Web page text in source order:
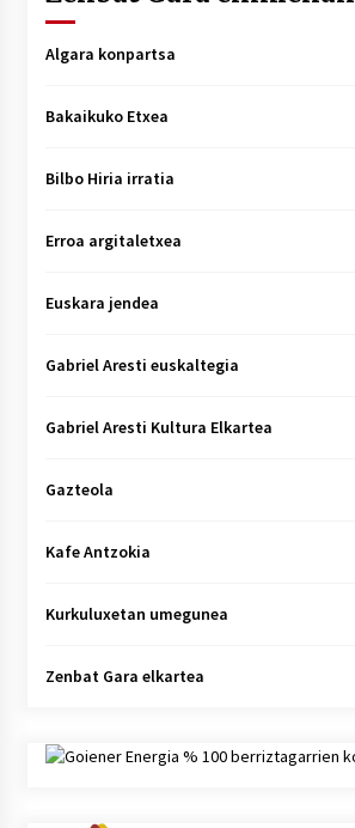
Algara konpartsa
Bakaikuko Etxea
Bilbo Hiria irratia
Erroa argitaletxea
Euskara jendea
Gabriel Aresti euskaltegia
Gabriel Aresti Kultura Elkartea
Gazteola
Kafe Antzokia
Kurkuluxetan umegunea
Zenbat Gara elkartea